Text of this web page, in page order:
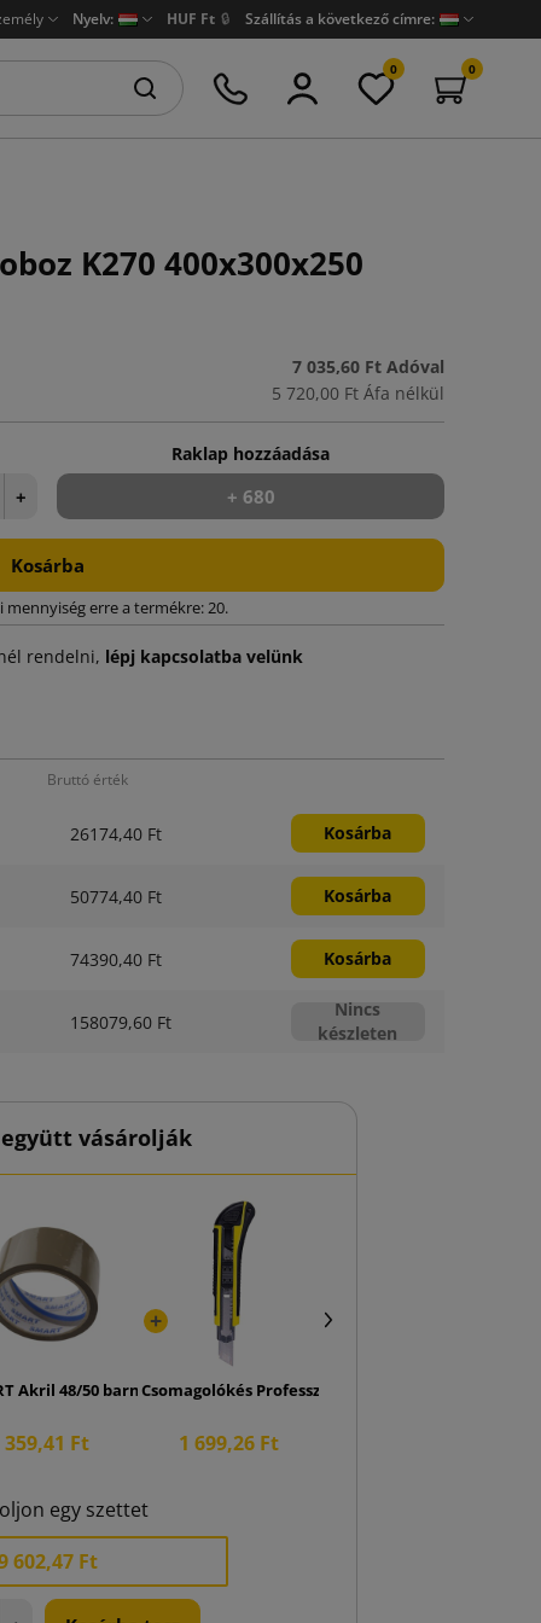
Nyelv: HUF Ft 🔒 Szállítás a következő címre:
0 0
K270 400x300x250
7 035,60 Ft Adóval
5 720,00 Ft Áfa nélkül
+
Raklap hozzáadása
+ 680
Kosárba
mennyiség erre a termékre: 20.
rendelni, lépj kapcsolatba velünk
Bruttó érték
26174,40 Ft Kosárba
50774,40 Ft Kosárba
74390,40 Ft Kosárba
158079,60 Ft
Nincs
készleten
vásárolják
400x300x250
Akril 48/50 barna ragasztószalag
359,41 Ft
Csomagolókés Professzionális 18 mm
1 699,26 Ft
egy szettet
602,47 Ft